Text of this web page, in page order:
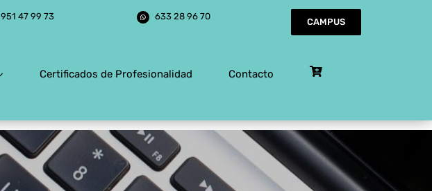
951 47 99 73 633 28 96 70
CAMPUS
Certificados de Profesionalidad Contacto